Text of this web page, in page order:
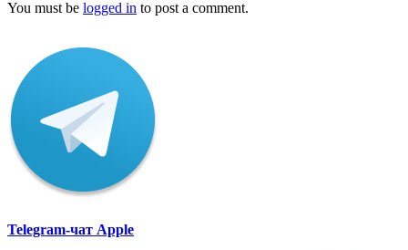
You must be logged in to post a comment.
Telegram-чат Apple